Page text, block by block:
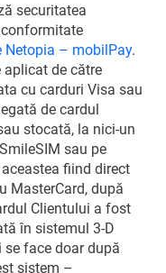
securitatea
– mobilPay.
aplicat de către
cu carduri Visa sau
de cardul
stocată, la nici-un
sau pe
fiind direct
MasterCard, după
Clientului a fost
în sistemul 3-D
se face doar după
sistem –